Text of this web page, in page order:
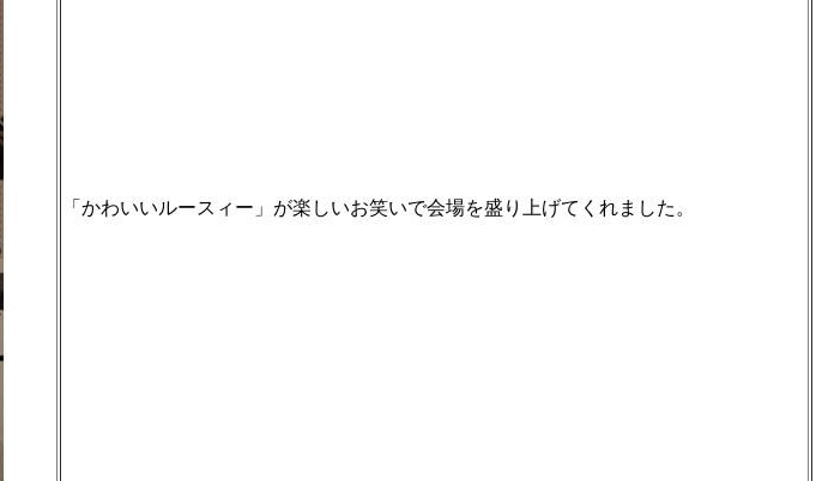
「かわいいルースィー」が楽しいお笑いで会場を盛り上げてくれました。